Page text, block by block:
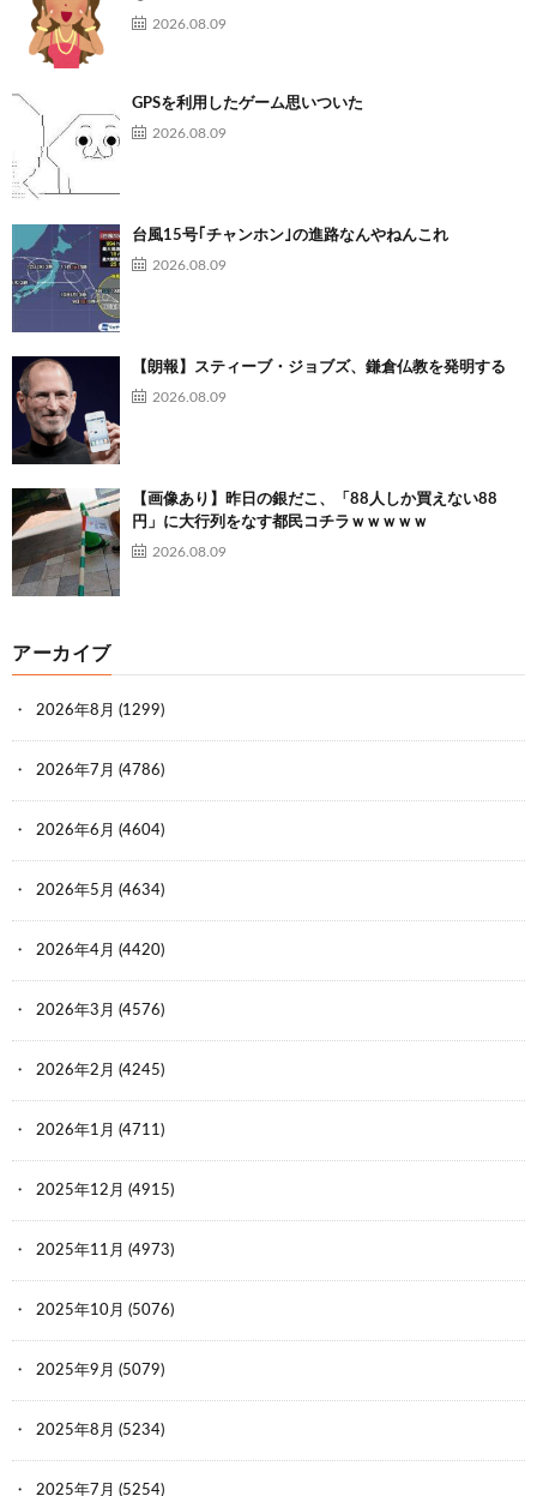
2026.08.09
GPSを利用したゲーム思いついた
2026.08.09
台風15号｢チャンホン｣の進路なんやねんこれ
2026.08.09
【朗報】スティーブ・ジョブズ、鎌倉仏教を発明する
2026.08.09
【画像あり】昨日の銀だこ、「88人しか買えない88
円」に大行列をなす都民コチラｗｗｗｗｗ
2026.08.09
アーカイブ
2026年8月 (1299)
2026年7月 (4786)
2026年6月 (4604)
2026年5月 (4634)
2026年4月 (4420)
2026年3月 (4576)
2026年2月 (4245)
2026年1月 (4711)
2025年12月 (4915)
2025年11月 (4973)
2025年10月 (5076)
2025年9月 (5079)
2025年8月 (5234)
2025年7月 (5254)